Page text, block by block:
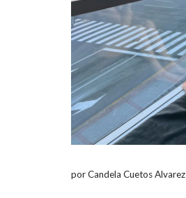
porCandela Cuetos Alvarez